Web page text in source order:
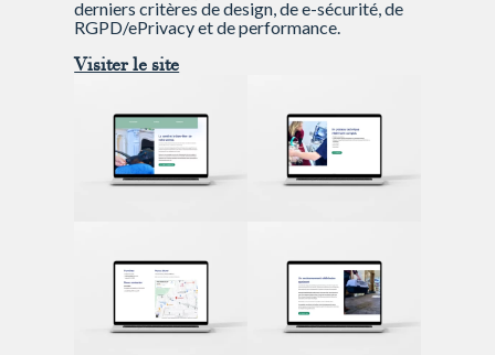
derniers critères de design, de e-sécurité, de
RGPD/ePrivacy et de performance.
Visiter le site